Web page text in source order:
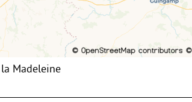
Madeleine